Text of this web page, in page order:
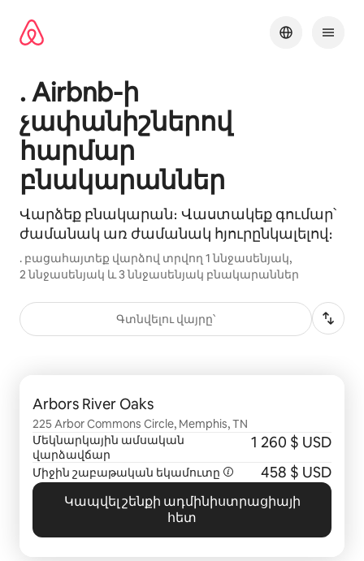
բովանդակությանը
. Airbnb-ի
չափանիշներով
հարմար
բնակարաններ
Վարձեք բնակարան։ Վաստակեք գումար՝
ժամանակ առ ժամանակ հյուրընկալելով։
. բացահայտեք վարձով տրվող 1 ննջասենյակ,
2 ննջասենյակ և 3 ննջասենյակ բնակարաններ
Գտնվելու վայրը՝
Arbors River Oaks
225 Arbor Commons Circle, Memphis, TN
Մեկնարկային ամսական
վարձավճար
1 260 $ USD
Միջին շաբաթական եկամուտը 458 $ USD
Կապվել շենքի ադմինիստրացիայի
հետ